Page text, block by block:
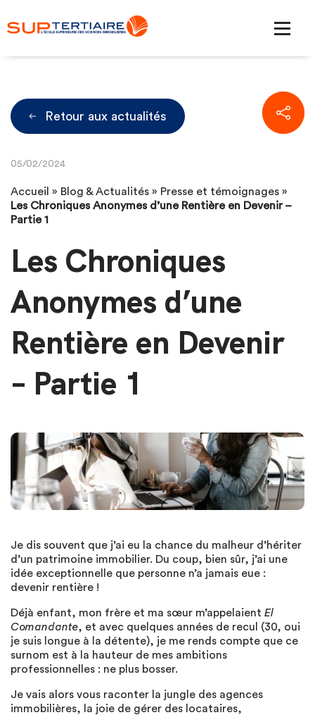
Retour aux actualités
05/02/2024
Accueil » Blog & Actualités » Presse et témoignages »
Les Chroniques Anonymes d’une Rentière en Devenir –
Partie 1
Les Chroniques
Anonymes d’une
Rentière en Devenir
– Partie 1
Je dis souvent que j’ai eu la chance du malheur d’hériter
d’un patrimoine immobilier. Du coup, bien sûr, j’ai une
idée exceptionnelle que personne n’a jamais eue :
devenir rentière !
Déjà enfant, mon frère et ma sœur m’appelaient El
Comandante, et avec quelques années de recul (30, oui
je suis longue à la détente), je me rends compte que ce
surnom est à la hauteur de mes ambitions
professionnelles : ne plus bosser.
Je vais alors vous raconter la jungle des agences
immobilières, la joie de gérer des locataires,